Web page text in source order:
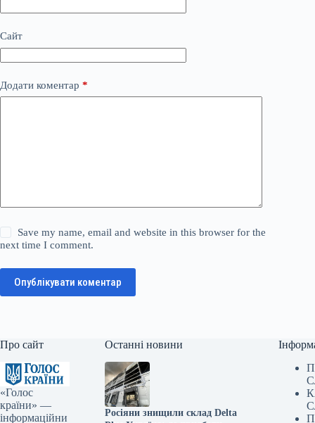
Сайт
Додати коментар *
Save my name, email and website in this browser for the
next time I comment.
Опублікувати коментар
Про сайт
«Голос
країни» —
інформаційни
Останні новини
Росіяни знищили склад Delta